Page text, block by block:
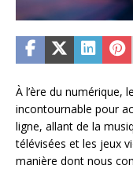
À l’ère du numérique,
incontournable pour
ligne, allant de la
télévisées et les jeux
manière dont nous